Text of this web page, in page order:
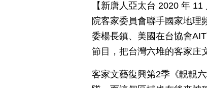
【新唐人亞太台 2020 年
院客家委員會聯手國家地理
委楊長鎮、美國在台協會
節目，把台灣六堆的客家庄
客家文藝復興第2季《靚靚